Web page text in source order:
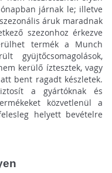
járnak le; illetve
áruk maradnak
szezonhoz érkezve
termék a Munch
gyüjtőcsomagolások,
kerülő íztesztek, vagy
bent ragadt készletek.
a gyártóknak és
közvetlenül a
helyett bevételre